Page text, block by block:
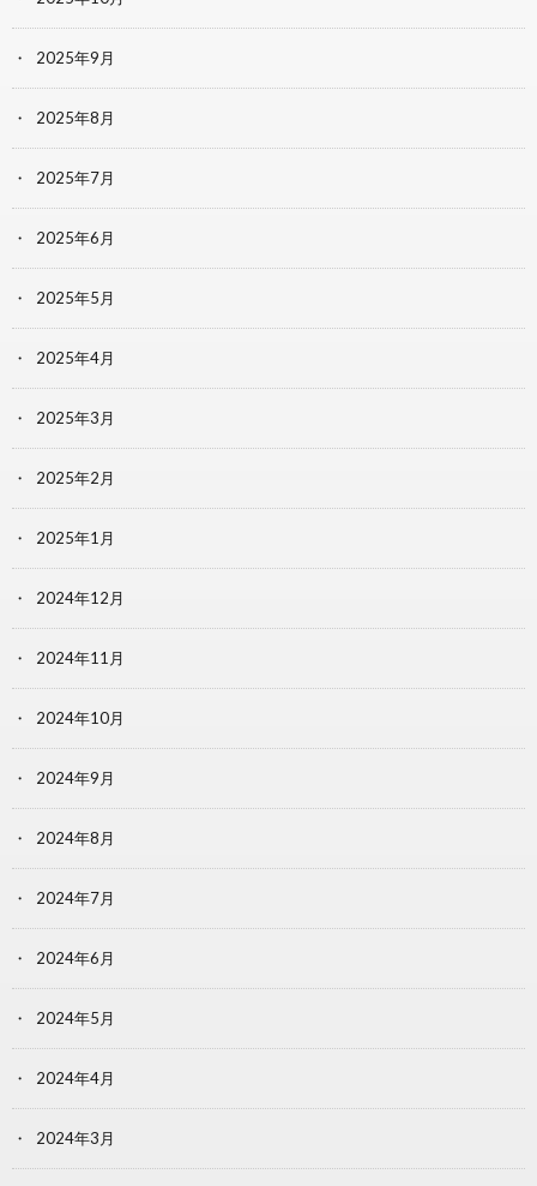
2025年9月
2025年8月
2025年7月
2025年6月
2025年5月
2025年4月
2025年3月
2025年2月
2025年1月
2024年12月
2024年11月
2024年10月
2024年9月
2024年8月
2024年7月
2024年6月
2024年5月
2024年4月
2024年3月